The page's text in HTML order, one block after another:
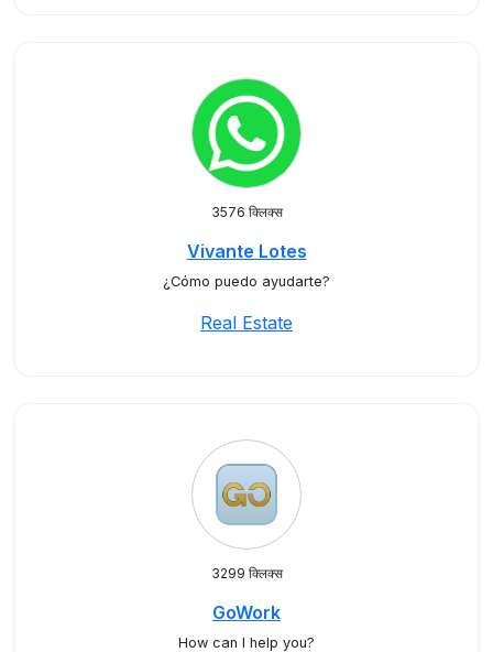
3576 क्लिक्स
Vivante Lotes
¿Cómo puedo ayudarte?
Real Estate
3299 क्लिक्स
GoWork
How can I help you?